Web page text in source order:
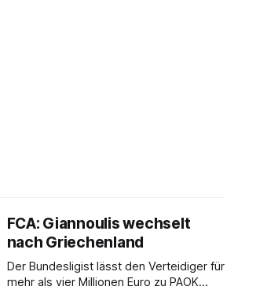
FCA: Giannoulis wechselt
nach Griechenland
Der Bundesligist lässt den Verteidiger für
mehr als vier Millionen Euro zu PAOK